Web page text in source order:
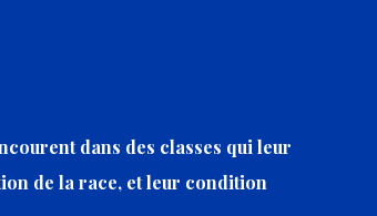
dans des classes qui leur
de la race, et leur condition